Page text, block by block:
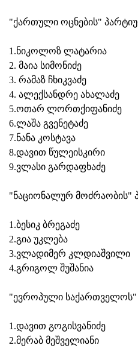
"ქართული ოცნების"
1.ნიკოლოზ ლატარია
2. მაია სიმონიძე
3. რამაზ ჩხიკვაძე
4. ალექსანდრე ახალაძე
5.ოთარ ლორთქიფანიძე
6.ლაშა გვენეტაძე
7.ნანა კოსტავა
8.დავით წულეისკირი
9.ვლასი გარდაფხაძე
"ნაციონალურ მოძრაობის"
1.ბესიკ ბრეგაძე
2.გია უკლება
3.ვლადიმერ კლდიაშვილი
4.გრიგოლ შუშანია
"ევროპული საქართველოს"
1.დავით გოგისვანიძე
2.მერაბ მეშველიანი